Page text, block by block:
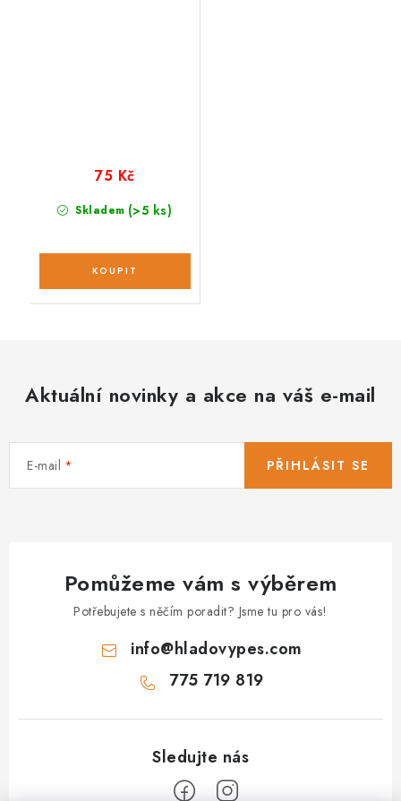
Skladem (>5 ks)
75 Kč
Aktuální novinky a akce na váš e-mail
E-mail PŘIHLÁSIT SE
Pomůžeme vám s výběrem
Potřebujete s něčím poradit? Jsme tu pro vás!
info@hladovypes.com
775 719 819